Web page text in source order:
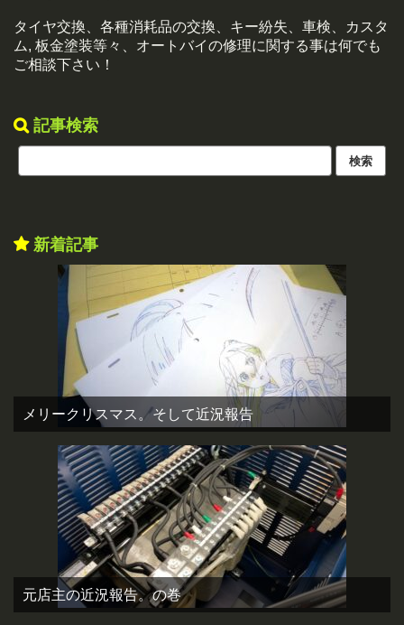
タイヤ交換、各種消耗品の交換、キー紛失、車検、カスタ
ム, 板金塗装等々、オートバイの修理に関する事は何でも
ご相談下さい！
記事検索
新着記事
メリークリスマス。そして近況報告
元店主の近況報告。の巻